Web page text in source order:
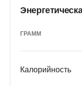
ГРАММ
Калорийность